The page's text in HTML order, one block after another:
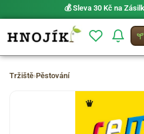
💰 Sleva 30 Kč na
Tržiště›Pěstování